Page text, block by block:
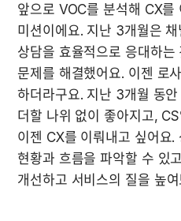
앞으로 VOC를 분석해 CX를
미션이에요. 지난 3개월은 채
상담을 효율적으로 응대하
문제를 해결했어요. 이젠 로
하더라구요. 지난 3개월 동안
더할 나위 없이 좋아지고,
이젠 CX를 이뤄내고 싶어요.
현황과 흐름을 파악할 수 있
개선하고 서비스의 질을 높